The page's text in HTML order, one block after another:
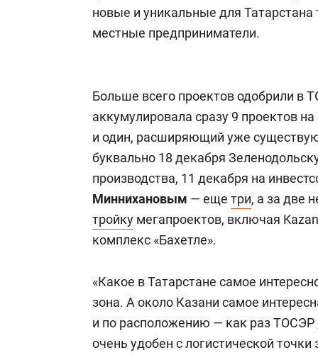
новые и уникальные для
местные предприниматели.
Больше всего проектов одобрили в
аккумулировала сразу 9 проектов
и один, расширяющий уже
буквально 18 декабря
производства, 11 декабря на
Миннихановым — еще три, а за две
тройку мегапроектов, включая
комплекс «Бахетле».
«Какое в Татарстане самое
зона. А около Казани самое
и по расположению — как раз ТОСЭР
очень удобен с логистической